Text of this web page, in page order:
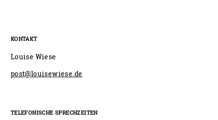
KONTAKT
Louise Wiese
post@louisewiese.de
TELEFONISCHE SPRECHZEITEN